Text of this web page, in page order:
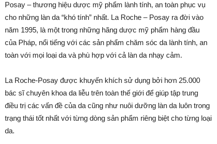
Posay – thương hiệu dược mỹ phẩm lành tính, an toàn phục vụ
cho những làn da “khó tính” nhất. La Roche – Posay ra đời vào
năm 1995, là một trong những hãng dược mỹ phẩm hàng đầu
của Pháp, nổi tiếng với các sản phẩm chăm sóc da lành tính, an
toàn với mọi loại da và phù hợp với cả làn da nhạy cảm.
La Roche-Posay được khuyến khích sử dụng bởi hơn 25.000
bác sĩ chuyên khoa da liễu trên toàn thế giới để giúp tập trung
điều trị các vấn đề của da cũng như nuôi dưỡng làn da luôn trong
trạng thái tốt nhất với từng dòng sản phẩm riêng biệt cho từng loại
da.